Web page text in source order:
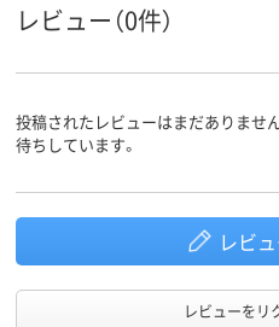
レビュー（0件）
投稿されたレビューはまだありませ
待ちしています。
レビ
レビューをリ